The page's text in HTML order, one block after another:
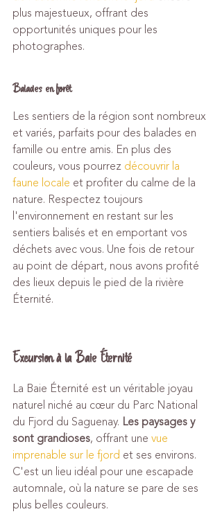
plus majestueux, offrant des
opportunités uniques pour les
photographes.
Balades en forêt
Les sentiers de la région sont nombreux
et variés, parfaits pour des balades en
famille ou entre amis. En plus des
couleurs, vous pourrez découvrir la
faune locale et profiter du calme de la
nature. Respectez toujours
l'environnement en restant sur les
sentiers balisés et en emportant vos
déchets avec vous. Une fois de retour
au point de départ, nous avons profité
des lieux depuis le pied de la rivière
Éternité.
Excursion à la Baie Éternité
La Baie Éternité est un véritable joyau
naturel niché au cœur du Parc National
du Fjord du Saguenay. Les paysages y
sont grandioses, offrant une vue
imprenable sur le fjord et ses environs.
C'est un lieu idéal pour une escapade
automnale, où la nature se pare de ses
plus belles couleurs.